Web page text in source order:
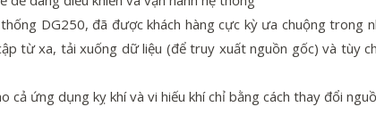
DG250, đã được khách hàng cực kỳ ưa chuộng trong
từ xa, tải xuống dữ liệu (để truy xuất nguồn gốc) và tùy
ứng dụng kỵ khí và vi hiếu khí chỉ bằng cách thay đổi